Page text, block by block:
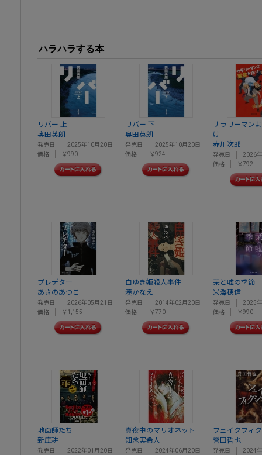
ハラハラする本
リバー 上
奥田英朗
発売日
2025年10月20日
価格
￥990
リバー 下
奥田英朗
発売日
2025年10月20日
価格
￥924
サラリーマン
け
赤川次郎
発売日
2026
価格
￥792
プレデター
あさのあつこ
発売日
2026年05月21日
価格
￥1,155
白ゆき姫殺人事件
湊かなえ
発売日
2014年02月20日
価格
￥770
栞と嘘の季節
米澤穂信
発売日
2025
価格
￥990
地面師たち
新庄耕
発売日
2022年01月20日
真夜中のマリオネット
知念実希人
発売日
2024年06月20日
フェイクフィ
誉田哲也
発売日
2024